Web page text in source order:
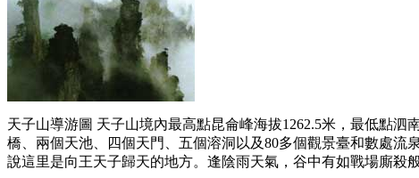
天子山導游圖 天子山境內最高點昆侖峰海拔1262.5米，最低點
橋、兩個天池、四個天門、五個溶洞以及80多個觀景臺和數處
說這里是向王天子歸天的地方。逢陰雨天氣，谷中有如戰場廝殺